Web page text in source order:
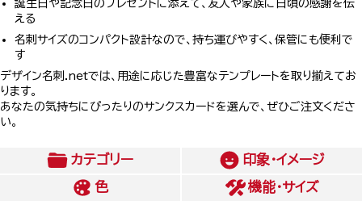
誕生日や記念日のプレゼントに添えて、友人や家族に日頃の感謝を伝
える
名刺サイズのコンパクト設計なので、持ち運びやすく、保管にも便利で
す
デザイン名刺.netでは、用途に応じた豊富なテンプレートを取り揃えてお
ります。
あなたの気持ちにぴったりのサンクスカードを選んで、ぜひご注文くださ
い。
カテゴリー
印象・イメージ
色
機能・サイズ